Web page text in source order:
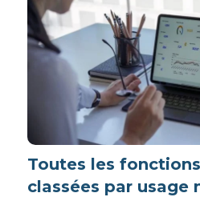
Toutes les
classées par usage